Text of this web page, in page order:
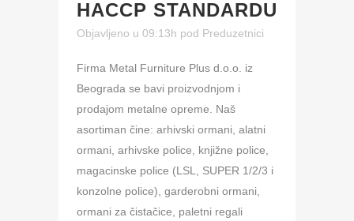
HACCP STANDARDU
Objavljeno u 09:13h pod Preduzetnici
Firma Metal Furniture Plus d.o.o. iz
Beograda se bavi proizvodnjom i
prodajom metalne opreme. Naš
asortiman čine: arhivski ormani, alatni
ormani, arhivske police, knjižne police,
magacinske police (LSL, SUPER 1/2/3 i
konzolne police), garderobni ormani,
ormani za čistačice, paletni regali